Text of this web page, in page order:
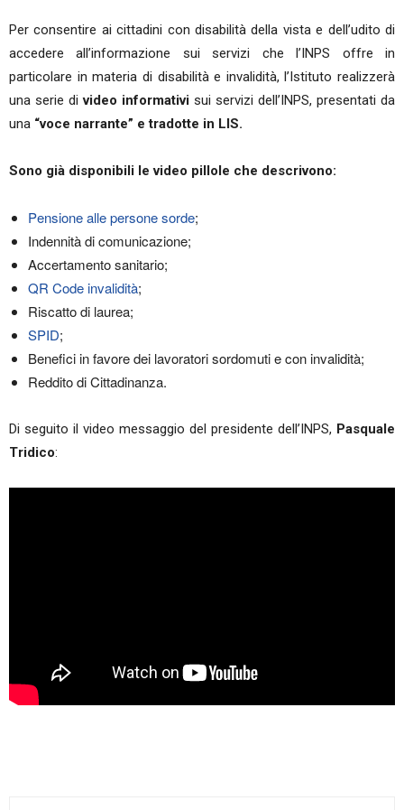
Per consentire ai cittadini con disabilità della vista e dell’udito di
accedere all’informazione sui servizi che l’INPS offre in
particolare in materia di disabilità e invalidità, l’Istituto realizzerà
una serie divideo informativi sui servizi dell’INPS, presentati da
una “voce narrante” e tradotte in LIS.
Sono già disponibili le video pillole che descrivono:
Pensione alle persone sorde;
Indennità di comunicazione;
Accertamento sanitario;
QR Code invalidità;
Riscatto di laurea;
SPID;
Benefici in favore dei lavoratori sordomuti e con invalidità;
Reddito di Cittadinanza.
Di seguito il video messaggio del presidente dell’INPS, Pasquale
Tridico: